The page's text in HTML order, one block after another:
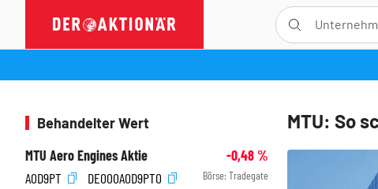
MTU: So
Behandelter Wert
MTU Aero Engines Aktie
-0,48%
A0D9PT
DE000A0D9PT0 Börse: Tradegate